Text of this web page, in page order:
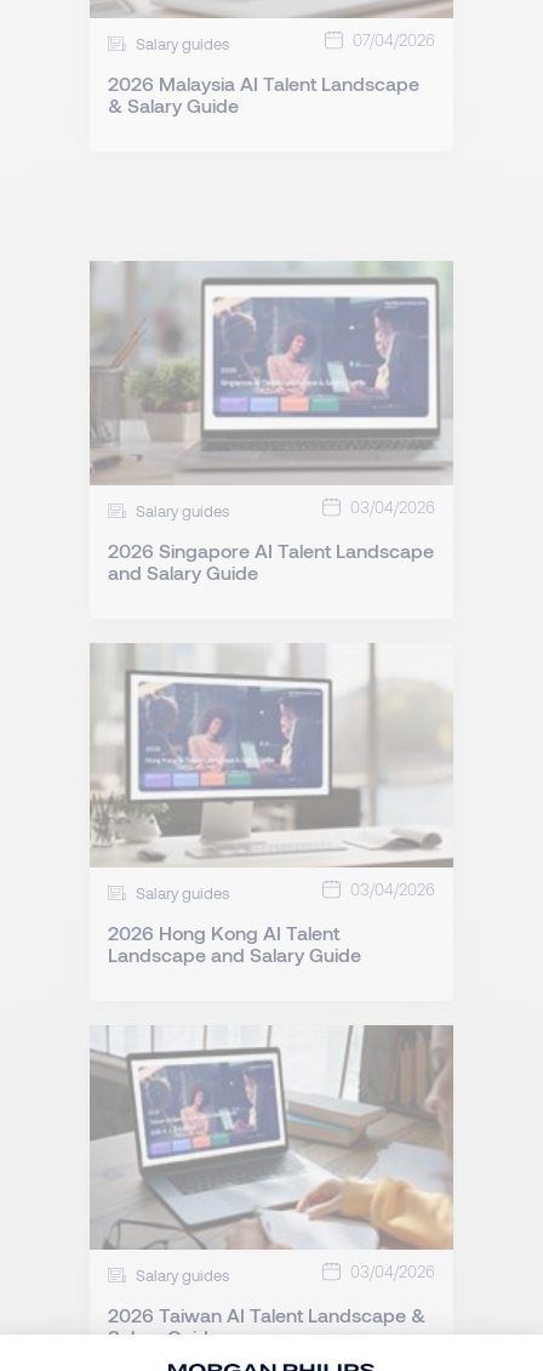
Salary guides 07/04/2026
2026 Malaysia AI Talent Landscape
& Salary Guide
Salary guides 03/04/2026
2026 Singapore AI Talent Landscape
and Salary Guide
Salary guides 03/04/2026
2026 Hong Kong AI Talent
Landscape and Salary Guide
Salary guides 03/04/2026
2026 Taiwan AI Talent Landscape &
Salary Guide